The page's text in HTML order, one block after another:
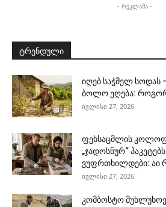
- რეკლამა -
ტრენდული
იღებ საჭმელ სოდას
ბოლო ეღება: როგორ
ივლისი 27, 2026
ფეხსაცმლის
„ჯადოსნურ“
ვუფრთხილდები: აი
ივლისი 27, 2026
კომბოსტო